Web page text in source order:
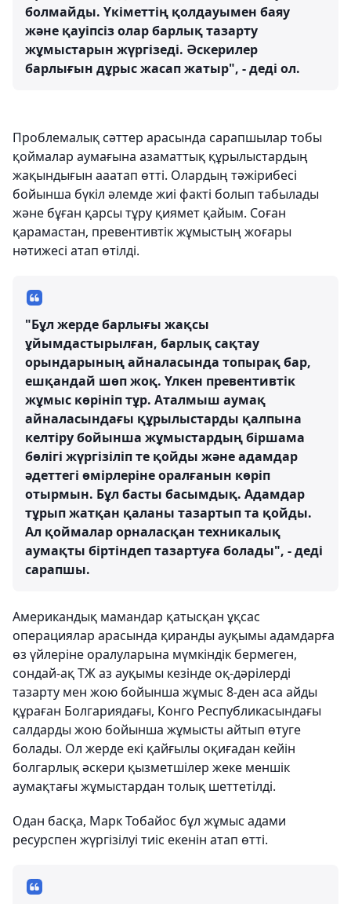
болмайды. Үкіметтің қолдауымен баяу
және қауіпсіз олар барлық тазарту
жұмыстарын жүргізеді. Әскерилер
барлығын дұрыс жасап жатыр", - деді ол.
Проблемалық сәттер арасында сарапшылар тобы
қоймалар аумағына азаматтық құрылыстардың
жақындығын ааатап өтті. Олардың тәжірибесі
бойынша бүкіл әлемде жиі факті болып табылады
және бұған қарсы тұру қиямет қайым. Соған
қарамастан, превентивтік жұмыстың жоғары
нәтижесі атап өтілді.
"Бұл жерде барлығы жақсы
ұйымдастырылған, барлық сақтау
орындарының айналасында топырақ бар,
ешқандай шөп жоқ. Үлкен превентивтік
жұмыс көрініп тұр. Аталмыш аумақ
айналасындағы құрылыстарды қалпына
келтіру бойынша жұмыстардың біршама
бөлігі жүргізіліп те қойды және адамдар
әдеттегі өмірлеріне оралғанын көріп
отырмын. Бұл басты басымдық. Адамдар
тұрып жатқан қаланы тазартып та қойды.
Ал қоймалар орналасқан техникалық
аумақты біртіндеп тазартуға болады", - деді
сарапшы.
Американдық мамандар қатысқан ұқсас
операциялар арасында қиранды ауқымы адамдарға
өз үйлеріне оралуларына мүмкіндік бермеген,
сондай-ақ ТЖ аз ауқымы кезінде оқ-дәрілерді
тазарту мен жою бойынша жұмыс 8-ден аса айды
құраған Болгариядағы, Конго Республикасындағы
салдарды жою бойынша жұмысты айтып өтуге
болады. Ол жерде екі қайғылы оқиғадан кейін
болгарлық әскери қызметшілер жеке меншік
аумақтағы жұмыстардан толық шеттетілді.
Одан басқа, Марк Тобайос бұл жұмыс адами
ресурспен жүргізілуі тиіс екенін атап өтті.